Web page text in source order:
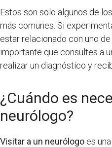
Estos son solo algunos de
más comunes. Si
estar relacionado con uno
importante que consultes a
realizar un diagnóstico y
¿Cuándo es
neurólogo?
Visitar a un neurólogo es